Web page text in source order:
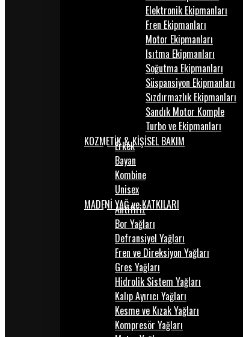
Elektronik Ekipmanları
Fren Ekipmanları
Motor Ekipmanları
Isıtma Ekipmanları
Soğutma Ekipmanları
Süspansiyon Ekipmanları
Sızdırmazlık Ekipmanları
Sandık Motor Komple
Turbo ve Ekipmanları
KOZMETİK & KİŞİSEL BAKIM
Erkek
Bayan
Kombine
Unisex
MADENİ YAĞ ve KATKILARI
Antifiriz
Bor Yağları
Defransiyel Yağları
Fren ve Direksiyon Yağları
Gres Yağları
Hidrolik Sistem Yağları
Kalıp Ayırıcı Yağları
Kesme ve Kızak Yağları
Kompresör Yağları